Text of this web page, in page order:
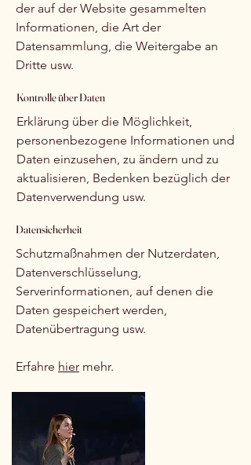
der auf der Website gesammelten
Informationen, die Art der
Datensammlung, die Weitergabe an
Dritte usw.
Kontrolle über Daten
Erklärung über die Möglichkeit,
personenbezogene Informationen und
Daten einzusehen, zu ändern und zu
aktualisieren, Bedenken bezüglich der
Datenverwendung usw.
Datensicherheit
Schutzmaßnahmen der Nutzerdaten,
Datenverschlüsselung,
Serverinformationen, auf denen die
Daten gespeichert werden,
Datenübertragung usw.
Erfahre hier mehr.